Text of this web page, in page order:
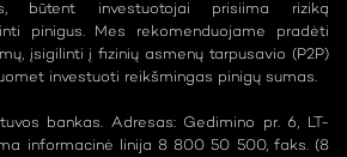
būtent investuotojai prisiima riziką
pinigus. Mes rekomenduojame pradėti
įsigilinti į fizinių asmenų tarpusavio (P2P)
investuoti reikšmingas pinigų sumas.
bankas. Adresas: Gedimino pr. 6, LT-
informacinė linija 8 800 50 500, faks. (8